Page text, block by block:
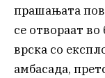
прашањата
се отвораат
врска со
амбасада,